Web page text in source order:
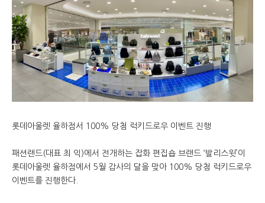
롯데아울렛 율하점서 100% 당첨 럭키드로우 이벤트 진행
패션랜드(대표 최 익)에서 전개하는 잡화 편집숍 브랜드 ‘발리스윗’이
롯데아울렛 율하점에서 5월 감사의 달을 맞아 100% 당첨 럭키드로우
이벤트를 진행한다.